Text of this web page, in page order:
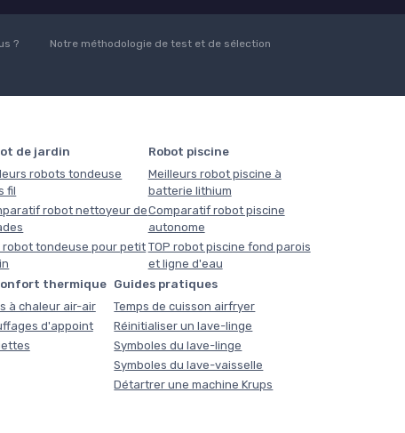
?
Notre méthodologie de test et de sélection
de jardin
robots tondeuse
fil
robot nettoyeur de
robot tondeuse pour petit
Robot piscine
Meilleurs robot piscine à
batterie lithium
Comparatif robot piscine
autonome
TOP robot piscine fond parois
et ligne d'eau
thermique
à chaleur air-air
d'appoint
Guides pratiques
Temps de cuisson airfryer
Réinitialiser un lave-linge
Symboles du lave-linge
Symboles du lave-vaisselle
Détartrer une machine Krups